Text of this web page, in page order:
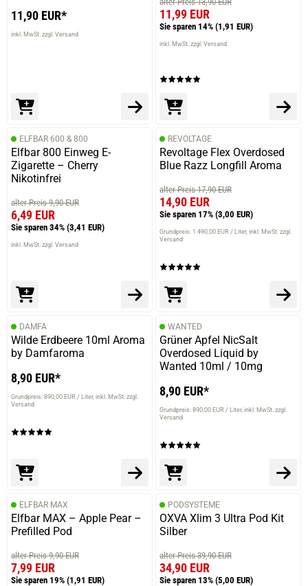
11,90 EUR*
inkl. MwSt. zzgl. Versand
11,99 EUR
Sie sparen 14% (1,91 EUR)
inkl. MwSt. zzgl. Versand
ELFBAR 600 & 800
Elfbar 800 Einweg E-
Zigarette – Cherry
Nikotinfrei
alter Preis 9,90 EUR
6,49 EUR
Sie sparen 34% (3,41 EUR)
inkl. MwSt. zzgl. Versand
REVOLTAGE
Revoltage Flex Overdosed
Blue Razz Longfill Aroma
alter Preis 17,90 EUR
14,90 EUR
Sie sparen 17% (3,00 EUR)
Grundpreis: 1.490,00 EUR / Liter inkl. MwSt. zzgl.
Versand
DAMFA
Wilde Erdbeere 10ml Aroma
by Damfaroma
8,90 EUR*
Grundpreis: 890,00 EUR / Liter inkl. MwSt. zzgl.
Versand
WANTED
Grüner Apfel NicSalt
Overdosed Liquid by
Wanted 10ml / 10mg
8,90 EUR*
Grundpreis: 890,00 EUR / Liter inkl. MwSt. zzgl.
Versand
ELFBAR MAX
Elfbar MAX – Apple Pear –
Prefilled Pod
alter Preis 9,90 EUR
7,99 EUR
Sie sparen 19% (1,91 EUR)
PODSYSTEME
OXVA Xlim 3 Ultra Pod Kit
Silber
alter Preis 39,90 EUR
34,90 EUR
Sie sparen 13% (5,00 EUR)